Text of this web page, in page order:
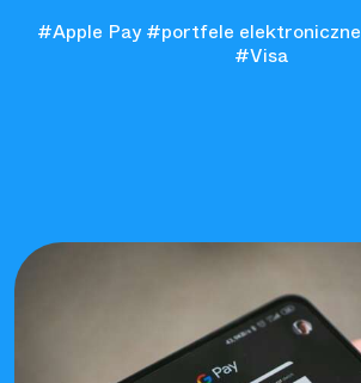
#Apple Pay #portfele elektroniczne
#Visa